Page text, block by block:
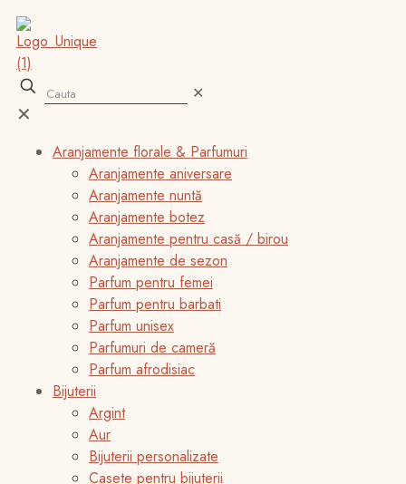
✕
✕
Aranjamente florale & Parfumuri
Aranjamente aniversare
Aranjamente nuntă
Aranjamente botez
Aranjamente pentru casă / birou
Aranjamente de sezon
Parfum pentru femei
Parfum pentru barbati
Parfum unisex
Parfumuri de cameră
Parfum afrodisiac
Bijuterii
Argint
Aur
Bijuterii personalizate
Casete pentru bijuterii